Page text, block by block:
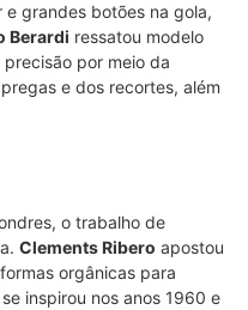
grandes botões na gola,
Berardi ressatou modelo
por meio da
e dos recortes, além
o trabalho de
Clements Ribero apostou
orgânicas para
se inspirou nos anos 1960 e